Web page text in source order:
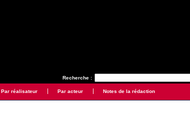
Recherche :
Par réalisateur Par acteur Notes de la rédaction